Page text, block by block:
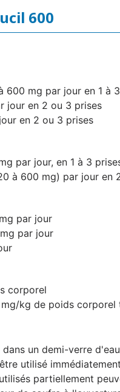
600
600 mg par jour en 1 à
jour en 2 ou 3 prises
en 2 ou 3 prises
par jour, en 1 à 3
à 600 mg) par jour en
par jour
par jour
corporel
kg de poids
un demi-verre
utilisé
partiellement